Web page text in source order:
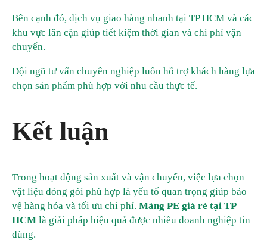
Bên cạnh đó, dịch vụ giao hàng nhanh tại TP HCM và các
khu vực lân cận giúp tiết kiệm thời gian và chi phí vận
chuyển.
Đội ngũ tư vấn chuyên nghiệp luôn hỗ trợ khách hàng lựa
chọn sản phẩm phù hợp với nhu cầu thực tế.
Kết luận
Trong hoạt động sản xuất và vận chuyển, việc lựa chọn
vật liệu đóng gói phù hợp là yếu tố quan trọng giúp bảo
vệ hàng hóa và tối ưu chi phí. Màng PE giá rẻ tại TP
HCM là giải pháp hiệu quả được nhiều doanh nghiệp tin
dùng.